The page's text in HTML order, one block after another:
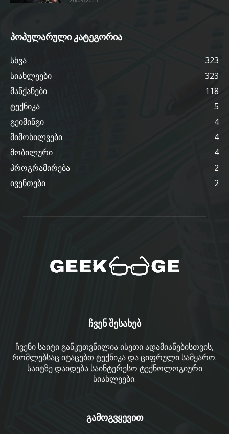
პოპულარული კატეგორია
სხვა
323
სიახლეები
323
მანქანები
118
ტექნიკა
5
გეიმინგი
4
მიმოხილვები
4
მობილური
4
პროგრამირება
2
ივენთები
2
ჩვენ შესახებ
ჩვენი საიტი განკუთვნილია ისეთი ადამიანებისთვის,
რომლებსაც იტაცებთ ტექნიკა და ციფრული სამყარო.
საიტზე დაიდება საინტერესო ტექნოლოგიური
სიახლეები.
გამოგვყევით